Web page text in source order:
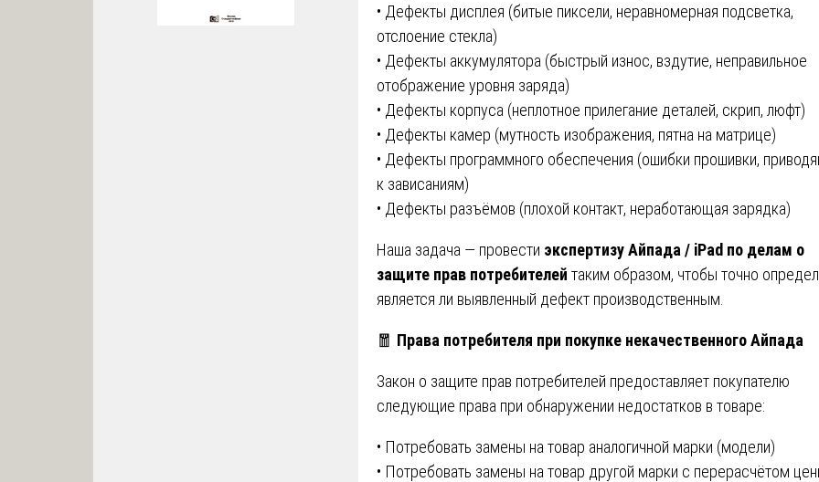
• Дефекты дисплея (битые пиксели, неравномерная подсветка,
отслоение стекла)
• Дефекты аккумулятора (быстрый износ, вздутие, неправильное
отображение уровня заряда)
• Дефекты корпуса (неплотное прилегание деталей, скрип, люфт)
• Дефекты камер (мутность изображения, пятна на матрице)
• Дефекты программного обеспечения (ошибки прошивки,
к зависаниям)
• Дефекты разъёмов (плохой контакт, неработающая зарядка)
Наша задача — провести экспертизу Айпада / iPad по делам о
защите прав потребителей таким образом, чтобы точно
является ли выявленный дефект производственным.
🧧 Права потребителя при покупке некачественного Айпада
Закон о защите прав потребителей предоставляет покупателю
следующие права при обнаружении недостатков в товаре:
• Потребовать замены на товар аналогичной марки (модели)
• Потребовать замены на товар другой марки с перерасчётом